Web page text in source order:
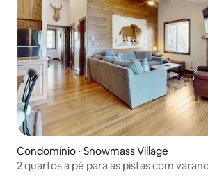
Condomínio ⋅ Snowmass Village
2 quartos a pé para as pistas com